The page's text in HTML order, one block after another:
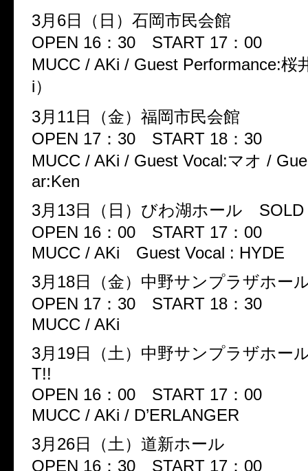
3月6日（日）石岡市民会館
OPEN 16：30 START 17：00
MUCC / AKi / Guest Performance:桜
i）
3月11日（金）福岡市民会館
OPEN 17：30 START 18：30
MUCC / AKi / Guest Vocal:マオ /
ar:Ken
3月13日（日）びわ湖ホール SOLD
OPEN 16：00 START 17：00
MUCC / AKi Guest Vocal : HYDE
3月18日（金）中野サンプラザホ
OPEN 17：30 START 18：30
MUCC / AKi
3月19日（土）中野サンプラザホー
T!!
OPEN 16：00 START 17：00
MUCC / AKi / D’ERLANGER
3月26日（土）道新ホール
OPEN 16：30 START 17：00